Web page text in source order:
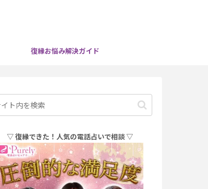
復縁お悩み解決ガイド
▽ 復縁できた！人気の電話占いで相談 ▽